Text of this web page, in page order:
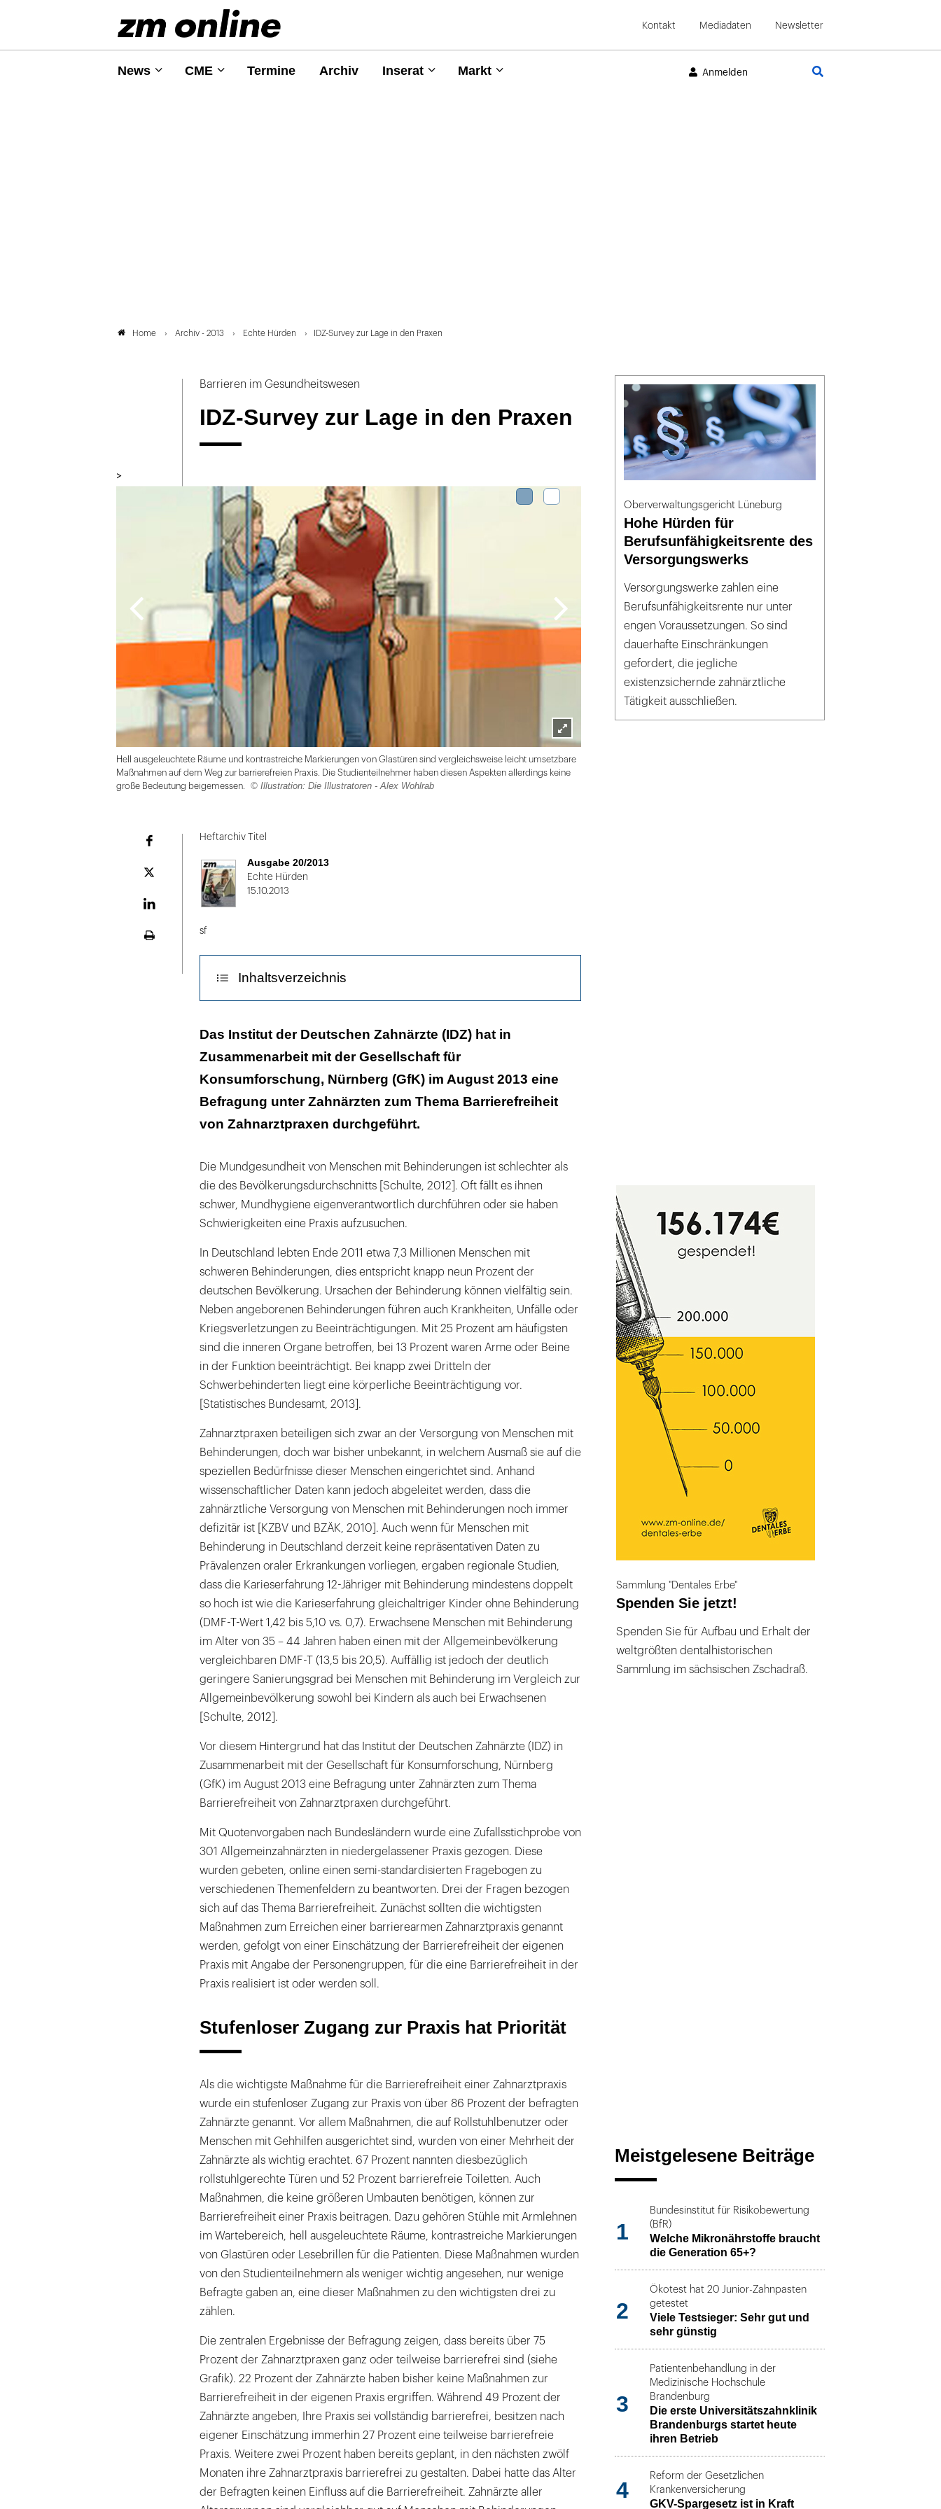
Kontakt Mediadaten Newsletter
News CME Termine Archiv Inserat Markt Anmelden
Home Archiv - 2013 Echte Hürden IDZ-Survey zur Lage in den Praxen
Barrieren im Gesundheitswesen
IDZ-Survey zur Lage in den Praxen
>
Lightbox
öffnen
Hell ausgeleuchtete Räume und kontrastreiche Markierungen von Glastüren sind vergleichsweise leicht umsetzbare
Maßnahmen auf dem Weg zur barrierefreien Praxis. Die Studienteilnehmer haben diesen Aspekten allerdings keine
große Bedeutung beigemessen.
© Illustration: Die Illustratoren - Alex Wohlrab
Plattform
Heftarchiv Titel
Ausgabe 20/2013
Echte Hürden
15.10.2013
sf
Inhaltsverzeichnis
Stufenloser Zugang zur Praxis hat Priorität
Das Institut der Deutschen Zahnärzte (IDZ) hat in
Zusammenarbeit mit der Gesellschaft für
Konsumforschung, Nürnberg (GfK) im August 2013 eine
Befragung unter Zahnärzten zum Thema Barrierefreiheit
von Zahnarztpraxen durchgeführt.
Die Mundgesundheit von Menschen mit Behinderungen ist schlechter als
die des Bevölkerungsdurchschnitts [Schulte, 2012]. Oft fällt es ihnen
schwer, Mundhygiene eigenverantwortlich durchführen oder sie haben
Schwierigkeiten eine Praxis aufzusuchen.
In Deutschland lebten Ende 2011 etwa 7,3 Millionen Menschen mit
schweren Behinderungen, dies entspricht knapp neun Prozent der
deutschen Bevölkerung. Ursachen der Behinderung können vielfältig sein.
Neben angeborenen Behinderungen führen auch Krankheiten, Unfälle oder
Kriegsverletzungen zu Beeinträchtigungen. Mit 25 Prozent am häufigsten
sind die inneren Organe betroffen, bei 13 Prozent waren Arme oder Beine
in der Funktion beeinträchtigt. Bei knapp zwei Dritteln der
Schwerbehinderten liegt eine körperliche Beeinträchtigung vor.
[Statistisches Bundesamt, 2013].
Zahnarztpraxen beteiligen sich zwar an der Versorgung von Menschen mit
Behinderungen, doch war bisher unbekannt, in welchem Ausmaß sie auf die
speziellen Bedürfnisse dieser Menschen eingerichtet sind. Anhand
wissenschaftlicher Daten kann jedoch abgeleitet werden, dass die
zahnärztliche Versorgung von Menschen mit Behinderungen noch immer
defizitär ist [KZBV und BZÄK, 2010]. Auch wenn für Menschen mit
Behinderung in Deutschland derzeit keine repräsentativen Daten zu
Prävalenzen oraler Erkrankungen vorliegen, ergaben regionale Studien,
dass die Karieserfahrung 12-Jähriger mit Behinderung mindestens doppelt
so hoch ist wie die Karieserfahrung gleichaltriger Kinder ohne Behinderung
(DMF-T-Wert 1,42 bis 5,10 vs. 0,7). Erwachsene Menschen mit Behinderung
im Alter von 35 – 44 Jahren haben einen mit der Allgemeinbevölkerung
vergleichbaren DMF-T (13,5 bis 20,5). Auffällig ist jedoch der deutlich
geringere Sanierungsgrad bei Menschen mit Behinderung im Vergleich zur
Allgemeinbevölkerung sowohl bei Kindern als auch bei Erwachsenen
[Schulte, 2012].
Vor diesem Hintergrund hat das Institut der Deutschen Zahnärzte (IDZ) in
Zusammenarbeit mit der Gesellschaft für Konsumforschung, Nürnberg
(GfK) im August 2013 eine Befragung unter Zahnärzten zum Thema
Barrierefreiheit von Zahnarztpraxen durchgeführt.
Mit Quotenvorgaben nach Bundesländern wurde eine Zufallsstichprobe von
301 Allgemeinzahnärzten in niedergelassener Praxis gezogen. Diese
wurden gebeten, online einen semi-standardisierten Fragebogen zu
verschiedenen Themenfeldern zu beantworten. Drei der Fragen bezogen
sich auf das Thema Barrierefreiheit. Zunächst sollten die wichtigsten
Maßnahmen zum Erreichen einer barrierearmen Zahnarztpraxis genannt
werden, gefolgt von einer Einschätzung der Barrierefreiheit der eigenen
Praxis mit Angabe der Personengruppen, für die eine Barrierefreiheit in der
Praxis realisiert ist oder werden soll.
Stufenloser Zugang zur Praxis hat Priorität
Als die wichtigste Maßnahme für die Barrierefreiheit einer Zahnarztpraxis
wurde ein stufenloser Zugang zur Praxis von über 86 Prozent der befragten
Zahnärzte genannt. Vor allem Maßnahmen, die auf Rollstuhlbenutzer oder
Menschen mit Gehhilfen ausgerichtet sind, wurden von einer Mehrheit der
Zahnärzte als wichtig erachtet. 67 Prozent nannten diesbezüglich
rollstuhlgerechte Türen und 52 Prozent barrierefreie Toiletten. Auch
Maßnahmen, die keine größeren Umbauten benötigen, können zur
Barrierefreiheit einer Praxis beitragen. Dazu gehören Stühle mit Armlehnen
im Wartebereich, hell ausgeleuchtete Räume, kontrastreiche Markierungen
von Glastüren oder Lesebrillen für die Patienten. Diese Maßnahmen wurden
von den Studienteilnehmern als weniger wichtig angesehen, nur wenige
Befragte gaben an, eine dieser Maßnahmen zu den wichtigsten drei zu
zählen.
Die zentralen Ergebnisse der Befragung zeigen, dass bereits über 75
Prozent der Zahnarztpraxen ganz oder teilweise barrierefrei sind (siehe
Grafik). 22 Prozent der Zahnärzte haben bisher keine Maßnahmen zur
Barrierefreiheit in der eigenen Praxis ergriffen. Während 49 Prozent der
Zahnärzte angeben, Ihre Praxis sei vollständig barrierefrei, besitzen nach
eigener Einschätzung immerhin 27 Prozent eine teilweise barrierefreie
Praxis. Weitere zwei Prozent haben bereits geplant, in den nächsten zwölf
Monaten ihre Zahnarztpraxis barrierefrei zu gestalten. Dabei hatte das Alter
der Befragten keinen Einfluss auf die Barrierefreiheit. Zahnärzte aller
Oberverwaltungsgericht Lüneburg
Hohe Hürden für
Berufsunfähigkeitsrente des
Versorgungswerks
Versorgungswerke zahlen eine
Berufsunfähigkeitsrente nur unter
engen Voraussetzungen. So sind
dauerhafte Einschränkungen
gefordert, die jegliche
existenzsichernde zahnärztliche
Tätigkeit ausschließen.
Sammlung "Dentales Erbe"
Spenden Sie jetzt!
Spenden Sie für Aufbau und Erhalt der
weltgrößten dentalhistorischen
Sammlung im sächsischen Zschadraß.
Meistgelesene Beiträge
1
Bundesinstitut für Risikobewertung
(BfR)
Welche Mikronährstoffe braucht
die Generation 65+?
2
Ökotest hat 20 Junior-Zahnpasten
getestet
Viele Testsieger: Sehr gut und
sehr günstig
3
Patientenbehandlung in der
Medizinische Hochschule
Brandenburg
Die erste Universitätszahnklinik
Brandenburgs startet heute
ihren Betrieb
4
Reform der Gesetzlichen
Krankenversicherung
GKV-Spargesetz ist in Kraft